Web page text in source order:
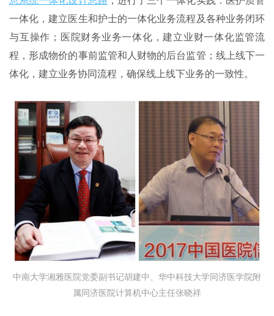
一体化，建立医生和护士的一体化业务流程及各种业务闭环
与互操作；医院财务业务一体化，建立业财一体化监管流
程，形成物价的事前监管和人财物的后台监管；线上线下一
体化，建立业务协同流程，确保线上线下业务的一致性。
中南大学湘雅医院党委副书记胡建中、华中科技大学同济医学院附
属同济医院计算机中心主任张晓祥